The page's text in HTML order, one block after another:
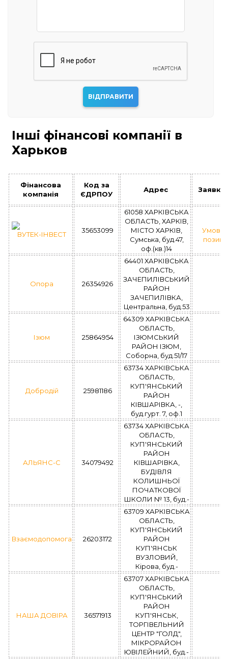
Інші фінансові компанії в
Харьков
Фінансова
компанія
Код за
ЄДРПОУ
Адрес Заявка
ВУТЕК-ІНВЕСТ 35653099
61058 ХАРКІВСЬКА
ОБЛАСТЬ, ХАРКІВ,
МІСТО ХАРКІВ,
Сумська, буд.47,
оф.(кв.)14
Умови
позик
Опора 26354926
64401 ХАРКІВСЬКА
ОБЛАСТЬ,
ЗАЧЕПИЛІВСЬКИЙ
РАЙОН
ЗАЧЕПИЛІВКА,
Центральна, буд.53
Ізюм 25864954
64309 ХАРКІВСЬКА
ОБЛАСТЬ,
ІЗЮМСЬКИЙ
РАЙОН ІЗЮМ,
Соборна, буд.51/17
Добродій 25981186
63734 ХАРКІВСЬКА
ОБЛАСТЬ,
КУП'ЯНСЬКИЙ
РАЙОН
КІВШАРІВКА, -,
буд.гурт. 7, оф.1
АЛЬЯНС-С 34079492
63734 ХАРКІВСЬКА
ОБЛАСТЬ,
КУП'ЯНСЬКИЙ
РАЙОН
КІВШАРІВКА,
БУДІВЛЯ
КОЛИШНЬОЇ
ПОЧАТКОВОЇ
ШКОЛИ № 13, буд.-
Взаємодопомога 26203172
63709 ХАРКІВСЬКА
ОБЛАСТЬ,
КУП'ЯНСЬКИЙ
РАЙОН
КУП'ЯНСЬК
ВУЗЛОВИЙ,
Кірова, буд.-
НАША ДОВІРА 36571913
63707 ХАРКІВСЬКА
ОБЛАСТЬ,
КУП'ЯНСЬКИЙ
РАЙОН
КУП'ЯНСЬК,
ТОРГІВЕЛЬНИЙ
ЦЕНТР "ГОЛД",
МІКРОРАЙОН
ЮВІЛЕЙНИЙ, буд.-